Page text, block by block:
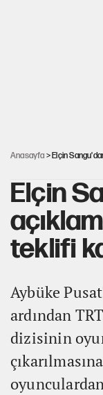
Anasayfa > Elçin
Elçin
teklifi
Aybüke
ardından
dizisinin